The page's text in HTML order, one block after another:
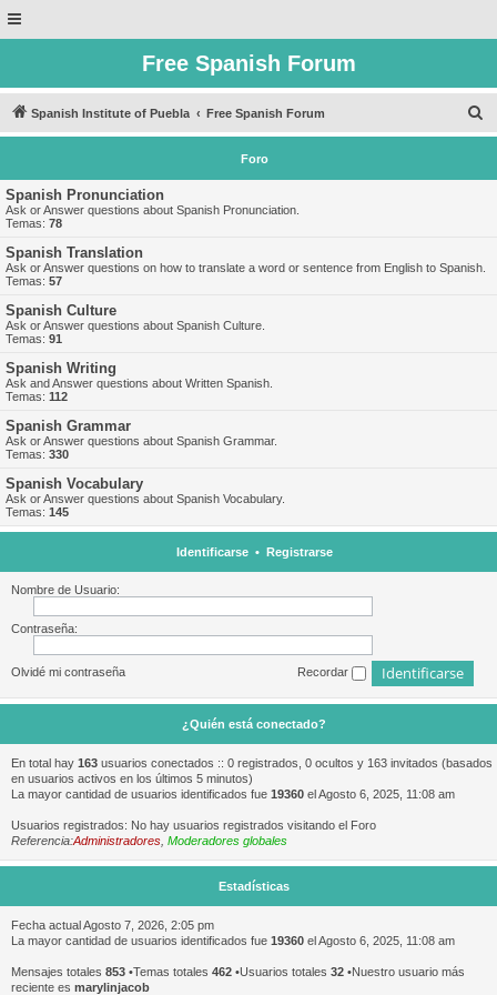
Free Spanish Forum
Spanish Institute of Puebla Free Spanish Forum
u
Foro
Spanish Pronunciation
Ask or Answer questions about Spanish Pronunciation.
Temas: 78
Spanish Translation
Ask or Answer questions on how to translate a word or sentence from English to Spanish.
Temas: 57
Spanish Culture
Ask or Answer questions about Spanish Culture.
Temas: 91
Spanish Writing
Ask and Answer questions about Written Spanish.
Temas: 112
Spanish Grammar
Ask or Answer questions about Spanish Grammar.
Temas: 330
Spanish Vocabulary
Ask or Answer questions about Spanish Vocabulary.
Temas: 145
Identificarse• Registrarse
Nombre de Usuario:
Contraseña:
Olvidé mi contraseña Recordar
¿Quién está conectado?
En total hay 163 usuarios conectados :: 0 registrados, 0 ocultos y 163 invitados (basados
en usuarios activos en los últimos 5 minutos)
La mayor cantidad de usuarios identificados fue 19360 el Agosto 6, 2025, 11:08 am
Usuarios registrados: No hay usuarios registrados visitando el Foro
Referencia:Administradores Moderadores globales
Estadísticas
Fecha actual Agosto 7, 2026, 2:05 pm
La mayor cantidad de usuarios identificados fue 19360 el Agosto 6, 2025, 11:08 am
Mensajes totales 853 •Temas totales 462 •Usuarios totales 32 •Nuestro usuario más
reciente es marylinjacob